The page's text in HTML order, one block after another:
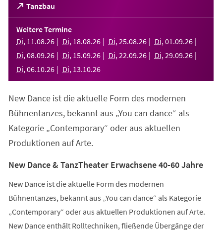
Tanzbau
(Öffnet
in
einem
neuen
Tab)
Weitere Termine
Di, 11 .08.26 Di, 18.08.26 Di, 25.08.26 Di, 01 .09.26
Di, 08.09.26 Di, 15.09.26 Di, 22.09.26 Di, 29.09.26
Di, 06.10.26 Di, 13.10.26
New Dance ist die aktuelle Form des modernen
Bühnentanzes, bekannt aus „You can dance“ als
Kategorie „Contemporary“ oder aus aktuellen
Produktionen auf Arte.
New Dance & TanzTheater Erwachsene 40-60 Jahre
New Dance ist die aktuelle Form des modernen
Bühnentanzes, bekannt aus „You can dance“ als Kategorie
„Contemporary“ oder aus aktuellen Produktionen auf Arte.
New Dance enthält Rolltechniken, fließende Übergänge der